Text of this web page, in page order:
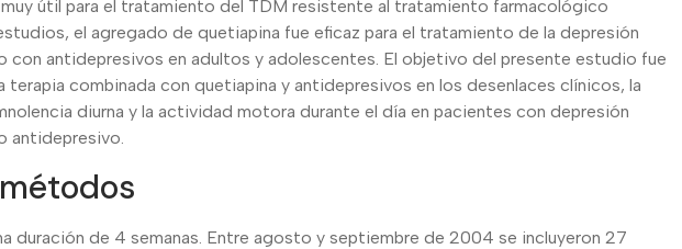
útil para el tratamiento del TDM resistente al tratamiento farmacológico
el agregado de quetiapina fue eficaz para el tratamiento de la depresión
con antidepresivos en adultos y adolescentes. El objetivo del presente estudio fue
terapia combinada con quetiapina y antidepresivos en los desenlaces clínicos, la
diurna y la actividad motora durante el día en pacientes con depresión
antidepresivo.
duración de 4 semanas. Entre agosto y septiembre de 2004 se incluyeron 27